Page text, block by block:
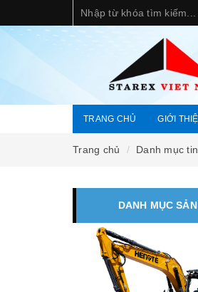
TRANG CHỦ GIỚI
Trang chủ Danh mục
DANH MỤC